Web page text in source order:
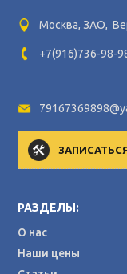
Москва, ЗАО,
+7(916)736-98-
РАЗДЕЛЫ:
О нас
Наши цены